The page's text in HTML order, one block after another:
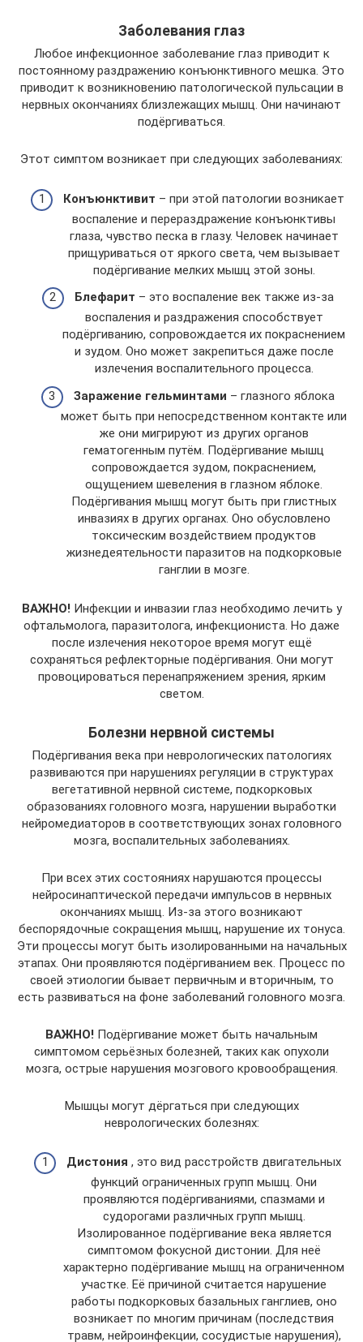
Заболевания глаз
Любое инфекционное заболевание глаз приводит к
постоянному раздражению конъюнктивного мешка. Это
приводит к возникновению патологической пульсации в
нервных окончаниях близлежащих мышц. Они начинают
подёргиваться.
Этот симптом возникает при следующих заболеваниях:
Конъюнктивит – при этой патологии возникает
воспаление и перераздражение конъюнктивы
глаза, чувство песка в глазу. Человек начинает
прищуриваться от яркого света, чем вызывает
подёргивание мелких мышц этой зоны.
Блефарит – это воспаление век также из-за
воспаления и раздражения способствует
подёргиванию, сопровождается их покраснением
и зудом. Оно может закрепиться даже после
излечения воспалительного процесса.
Заражение гельминтами – глазного яблока
может быть при непосредственном контакте или
же они мигрируют из других органов
гематогенным путём. Подёргивание мышц
сопровождается зудом, покраснением,
ощущением шевеления в глазном яблоке.
Подёргивания мышц могут быть при глистных
инвазиях в других органах. Оно обусловлено
токсическим воздействием продуктов
жизнедеятельности паразитов на подкорковые
ганглии в мозге.
ВАЖНО! Инфекции и инвазии глаз необходимо лечить у
офтальмолога, паразитолога, инфекциониста. Но даже
после излечения некоторое время могут ещё
сохраняться рефлекторные подёргивания. Они могут
провоцироваться перенапряжением зрения, ярким
светом.
Болезни нервной системы
Подёргивания века при неврологических патологиях
развиваются при нарушениях регуляции в структурах
вегетативной нервной системе, подкорковых
образованиях головного мозга, нарушении выработки
нейромедиаторов в соответствующих зонах головного
мозга, воспалительных заболеваниях.
При всех этих состояниях нарушаются процессы
нейросинаптической передачи импульсов в нервных
окончаниях мышц. Из-за этого возникают
беспорядочные сокращения мышц, нарушение их тонуса.
Эти процессы могут быть изолированными на начальных
этапах. Они проявляются подёргиванием век. Процесс по
своей этиологии бывает первичным и вторичным, то
есть развиваться на фоне заболеваний головного мозга.
ВАЖНО! Подёргивание может быть начальным
симптомом серьёзных болезней, таких как опухоли
мозга, острые нарушения мозгового кровообращения.
Мышцы могут дёргаться при следующих
неврологических болезнях:
Дистония , это вид расстройств двигательных
функций ограниченных групп мышц. Они
проявляются подёргиваниями, спазмами и
судорогами различных групп мышц.
Изолированное подёргивание века является
симптомом фокусной дистонии. Для неё
характерно подёргивание мышц на ограниченном
участке. Её причиной считается нарушение
работы подкорковых базальных ганглиев, оно
возникает по многим причинам (последствия
травм, нейроинфекции, сосудистые нарушения),